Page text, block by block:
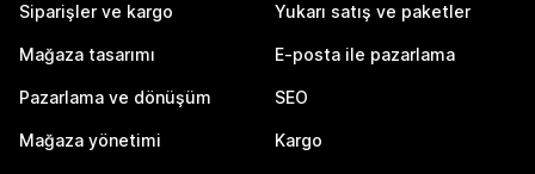
Siparişler ve kargo
Mağaza tasarımı
Pazarlama ve dönüşüm
Mağaza yönetimi
Yukarı satış ve paketler
E-posta ile pazarlama
SEO
Kargo